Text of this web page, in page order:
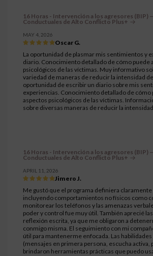
16 Horas - Intervención a los agresores (BIP)
Conductuales de Alto Conflicto Plus+
MAY 4, 2026
Oscar G.
La oportunidad de plasmar mis sentimientos y
diario. Conocimiento detallado de cómo puede
psicológicos de las víctimas. Muy informativo
variedad de maneras de reducir la intensidad
oportunidad de escribir un diario sobre mis
experiencias. Conocimiento detallado de cómo
aspectos psicológicos de las víctimas.
sobre diversas maneras de reducir la
16 Horas - Intervención a los agresores (BIP)
Conductuales de Alto Conflicto Plus+
APRIL 11, 2026
Jimero J.
Me gustó que el programa definiera claramente
incluyendo comportamientos no físicos como
monitorear los teléfonos y las amenazas
poder y control fue muy útil. También aprecié
reflexión escrita, ya que me obligaron a
conmigo misma. El seguimiento con mi
útil para mantenerme enfocada. Las
(mensajes en primera persona, escucha activa,
brindaron herramientas prácticas que puedo